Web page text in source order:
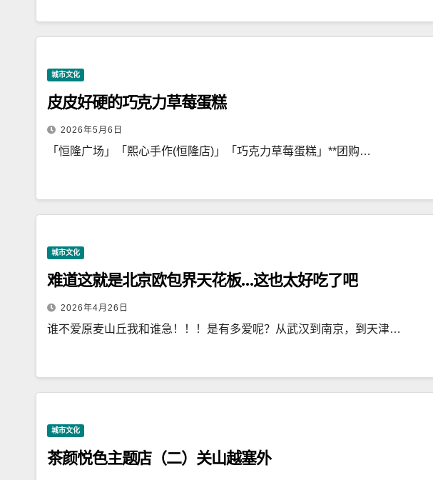
城市文化
皮皮好硬的巧克力草莓蛋糕
2026年5月6日
「恒隆广场」「熙心手作(恒隆店)」「巧克力草莓蛋糕」**团购…
城市文化
难道这就是北京欧包界天花板…这也太好吃了吧
2026年4月26日
谁不爱原麦山丘我和谁急！！！是有多爱呢？从武汉到南京，到天津…
城市文化
茶颜悦色主题店（二）关山越塞外